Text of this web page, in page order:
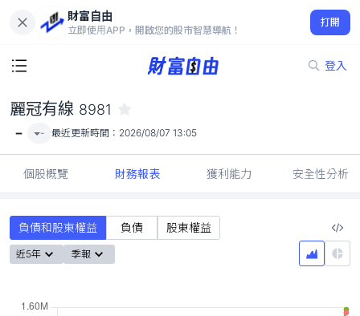
財富自由
立即使用APP，開啟您的股市智慧導航！
打開
登入
-
麗冠有線 8981
- - 最近更新時間： 2026/08/07 13:05
個股概覽 財務報表 獲利能力 安全性分析
負債和股東權益 負債 股東權益
近5年 季報